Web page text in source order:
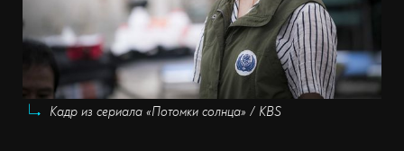
Кадр из сериала «Потомки солнца» / KBS